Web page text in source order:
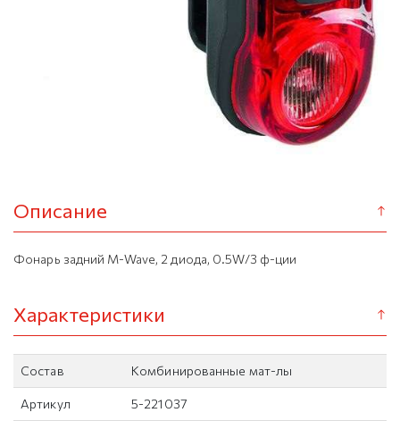
Описание
Фонарь задний M-Wave, 2 диода, 0.5W/3 ф-ции
Характеристики
Состав Комбинированные мат-лы
Артикул 5-221037